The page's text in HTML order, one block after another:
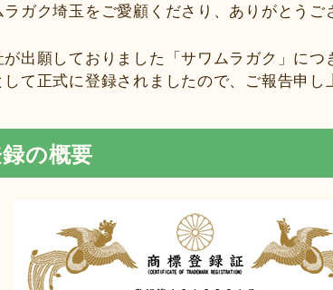
ガク埼玉をご愛顧くださり、ありがとうご
が出願しておりました「サワムラガク」につ
して正式に登録されましたので、ご報告申し
の概要